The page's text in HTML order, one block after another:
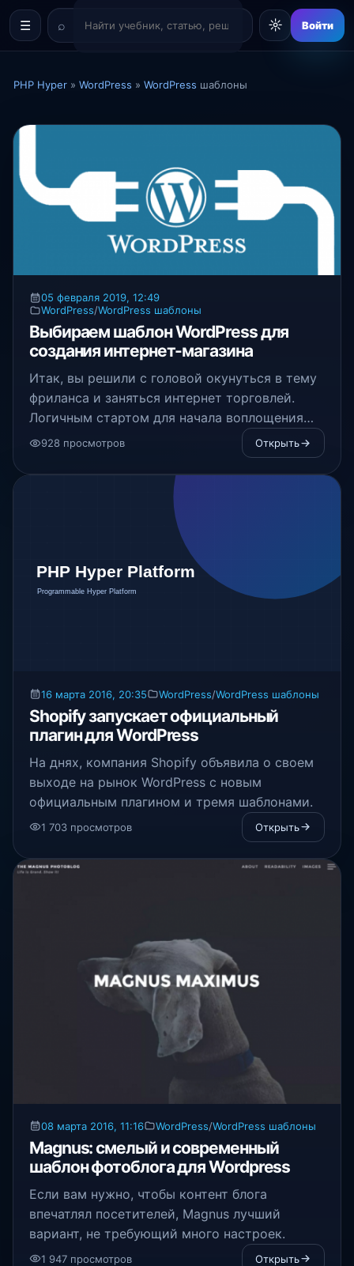
☰ ☼ Войти
PHP Hyper » WordPress » WordPress шаблоны
05 февраля 2019, 12:49
WordPress/WordPress шаблоны
Выбираем шаблон WordPress для
создания интернет-магазина
Итак, вы решили с головой окунуться в тему
фриланса и заняться интернет торговлей.
Логичным стартом для начала воплощения
бизнес проектов станет собственноручное
создание «заточенного» под него интернет-
магазина.
928 просмотров Открыть
16 марта 2016, 20:35 WordPress/WordPress шаблоны
Shopify запускает официальный
плагин для WordPress
На днях, компания Shopify объявила о своем
выходе на рынок WordPress с новым
официальным плагином и тремя шаблонами.
1 703 просмотров Открыть
08 марта 2016, 11:16 WordPress/WordPress шаблоны
Magnus: смелый и современный
шаблон фотоблога для Wordpress
Если вам нужно, чтобы контент блога
впечатлял посетителей, Magnus лучший
вариант, не требующий много настроек.
1 947 просмотров Открыть